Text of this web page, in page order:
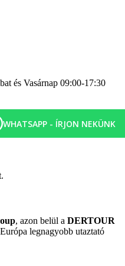
ellenében)
szolgáltatóknál)
étkezés büférendszerben, a
11:30 és 16:00 óra között,
között, tea és kávé 11:30 és
16:00 és 17:00 óra között,
és Vasárnap 09:00-17:30
WHATSAPP - ÍRJON NEKÜNK
, azon belül a DERTOUR
legnagyobb utaztató